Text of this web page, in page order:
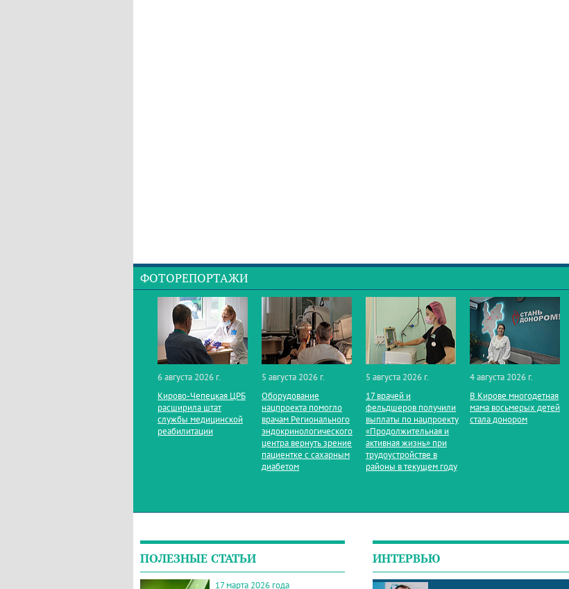
ФОТОРЕПОРТАЖИ
6 августа 2026 г.
Кирово‑Чепецкая ЦРБ
расширила штат
службы медицинской
реабилитации
5 августа 2026 г.
Оборудование
нацпроекта помогло
врачам Регионального
эндокринологического
центра вернуть зрение
пациентке с сахарным
диабетом
5 августа 2026 г.
17 врачей и
фельдшеров получили
выплаты по нацпроекту
«Продолжительная и
активная жизнь» при
трудоустройстве в
районы в текущем году
4 августа 2026 г.
В Кирове многодетная
мама восьмерых детей
стала донором
ПОЛЕЗНЫЕ СТАТЬИ
17 марта 2026 года
ИНТЕРВЬЮ